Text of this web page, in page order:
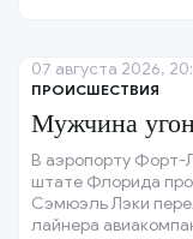
ПРОИСШЕСТВИЯ
Мужчина
В аэропорту Форт-
штате Флорида
Сэмюэль Лэки
лайнера
07 августа 2026,